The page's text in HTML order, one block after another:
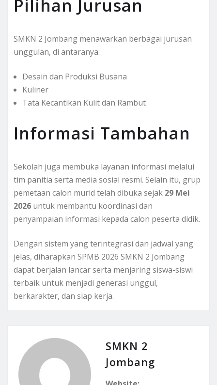
Pilihan Jurusan
SMKN 2 Jombang menawarkan berbagai jurusan
unggulan, di antaranya:
Desain dan Produksi Busana
Kuliner
Tata Kecantikan Kulit dan Rambut
Informasi Tambahan
Sekolah juga membuka layanan informasi melalui
tim panitia serta media sosial resmi. Selain itu, grup
pemetaan calon murid telah dibuka sejak 29 Mei
2026 untuk membantu koordinasi dan
penyampaian informasi kepada calon peserta didik.
Dengan sistem yang terintegrasi dan jadwal yang
jelas, diharapkan SPMB 2026 SMKN 2 Jombang
dapat berjalan lancar serta menjaring siswa-siswi
terbaik untuk menjadi generasi unggul,
berkarakter, dan siap kerja.
SMKN 2
Jombang